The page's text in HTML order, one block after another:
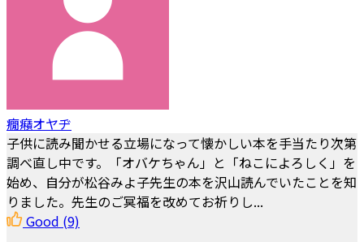
癇癪オヤヂ
子供に読み聞かせる立場になって懐かしい本を手当たり次第
調べ直し中です。「オバケちゃん」と「ねこによろしく」を
始め、自分が松谷みよ子先生の本を沢山読んでいたことを知
りました。先生のご冥福を改めてお祈りし...
Good (9)